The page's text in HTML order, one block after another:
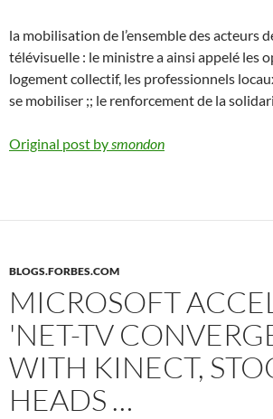
la mobilisation de l’ensemble des acteurs
télévisuelle : le ministre a ainsi appelé les
logement collectif, les professionnels
se mobiliser ;; le renforcement de la
Original post bysmondon
BLOGS.FORBES.COM
MICROSOFT
'NET-TV
WITH KINECT,
HEADS …